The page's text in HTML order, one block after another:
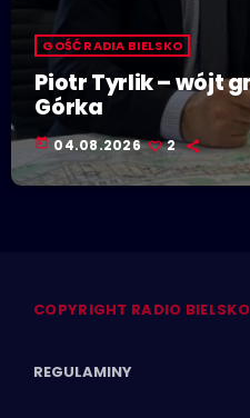
GOŚĆ RADIA BIELSKO
Piotr Tyrlik – wójt
Górka
today 04.08.2026 2
COPYRIGHT RADIO BIELSKO
REGULAMINY